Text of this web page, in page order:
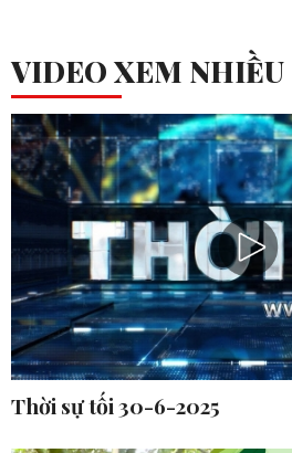
VIDEO XEM NHIỀU
Thời sự tối 30-6-2025